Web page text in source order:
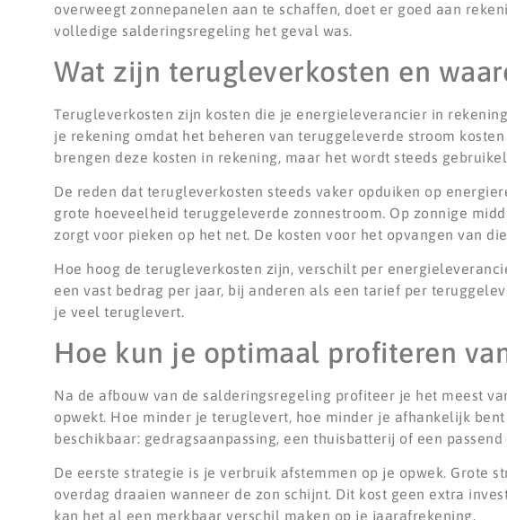
overweegt zonnepanelen aan te schaffen, doet er goed aan
volledige salderingsregeling het geval was.
Wat zijn terugleverkosten en
Terugleverkosten zijn kosten die je energieleverancier in
je rekening omdat het beheren van teruggeleverde stroom
brengen deze kosten in rekening, maar het wordt steeds
De reden dat terugleverkosten steeds vaker opduiken op
grote hoeveelheid teruggeleverde zonnestroom. Op zonnige
zorgt voor pieken op het net. De kosten voor het opvangen van
Hoe hoog de terugleverkosten zijn, verschilt per
een vast bedrag per jaar, bij anderen als een tarief per
je veel teruglevert.
Hoe kun je optimaal profiteren
Na de afbouw van de salderingsregeling profiteer je het meest
opwekt. Hoe minder je teruglevert, hoe minder je afhankelijk
beschikbaar: gedragsaanpassing, een thuisbatterij of een
De eerste strategie is je verbruik afstemmen op je opwek. Grote
overdag draaien wanneer de zon schijnt. Dit kost geen extra
kan het al een merkbaar verschil maken op je jaarafrekening.